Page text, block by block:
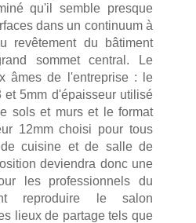
qu'il semble presque
dans un continuum à
revêtement du bâtiment
sommet central. Le
âmes de l'entreprise : le
et 5mm d'épaisseur utilisé
sols et murs et le format
12mm choisi pour tous
cuisine et de salle de
deviendra donc une
les professionnels du
reproduire le salon
lieux de partage tels que